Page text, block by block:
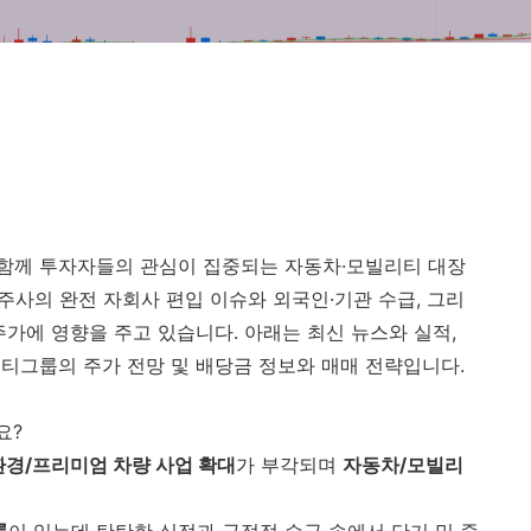
투자자들의 관심이 집중되는 자동차·모빌리티 대장
의 완전 자회사 편입 이슈와 외국인·기관 수급, 그리
에 영향을 주고 있습니다. 아래는 최신 뉴스와 실적,
그룹의 주가 전망 및 배당금 정보와 매매 전략입니다.
?
/프리미엄 차량 사업 확대가 부각되며 자동차/모빌리